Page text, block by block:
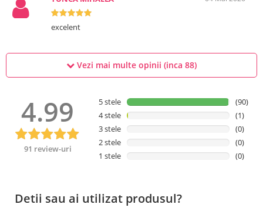
excelent
Vezi mai multe opinii (inca 88)
4.99
91 review-uri
5 stele
(90)
4 stele
(1)
3 stele
(0)
2 stele
(0)
1 stele
(0)
Detii sau ai utilizat produsul?